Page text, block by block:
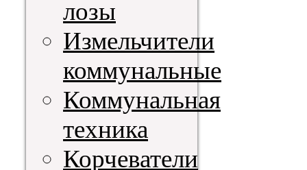
лозы
Измельчители
коммунальные
Коммунальная
техника
Корчеватели